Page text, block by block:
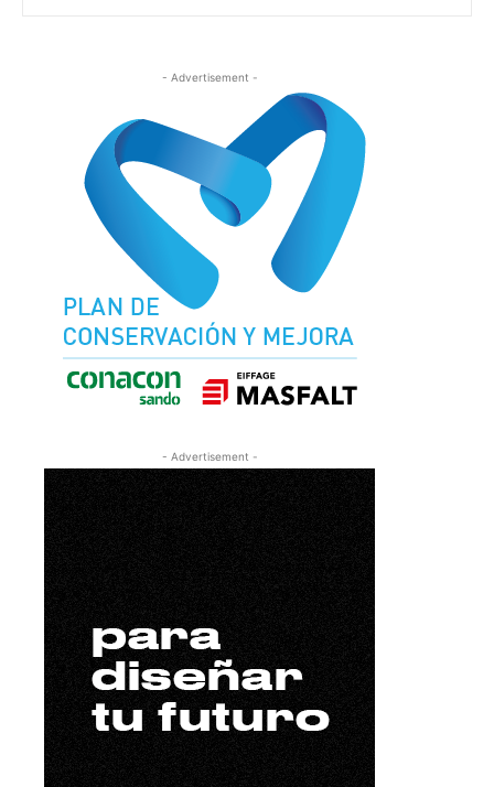
- Advertisement -
- Advertisement -